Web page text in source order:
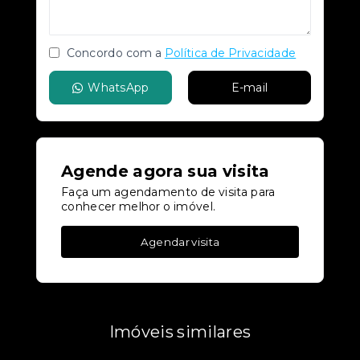
Concordo com a Política de Privacidade
WhatsApp E-mail
Agende agora sua visita
Faça um agendamento de visita para
conhecer melhor o imóvel.
Agendar visita
Imóveis similares